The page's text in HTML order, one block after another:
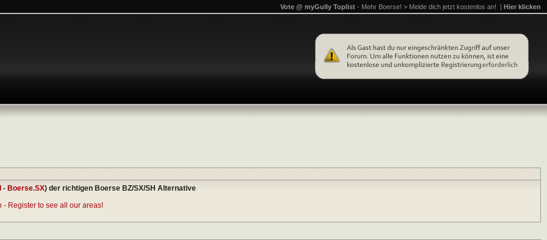
Vote @ myGully Toplist - Mehr Boerse! > Melde dich jetzt kostenlos an! | Hier klicken
- Boerse.SX) der richtigen Boerse BZ/SX/SH Alternative
- Register to see all our areas!